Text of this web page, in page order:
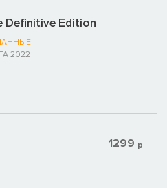
Definitive Edition
2022
1299 р